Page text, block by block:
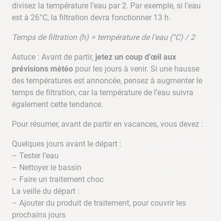
divisez la température l’eau par 2. Par exemple, si l’eau
est à 26°C, la filtration devra fonctionner 13 h.
Temps de filtration (h) = température de l’eau (°C) / 2
Astuce : Avant de partir, jetez un coup d’œil aux
prévisions météo pour les jours à venir. Si une hausse
des températures est annoncée, pensez à augmenter le
temps de filtration, car la température de l’eau suivra
également cette tendance.
Pour résumer, avant de partir en vacances, vous devez :
Quelques jours avant le départ :
– Tester l’eau
– Nettoyer le bassin
– Faire un traitement choc
La veille du départ :
– Ajouter du produit de traitement, pour couvrir les
prochains jours